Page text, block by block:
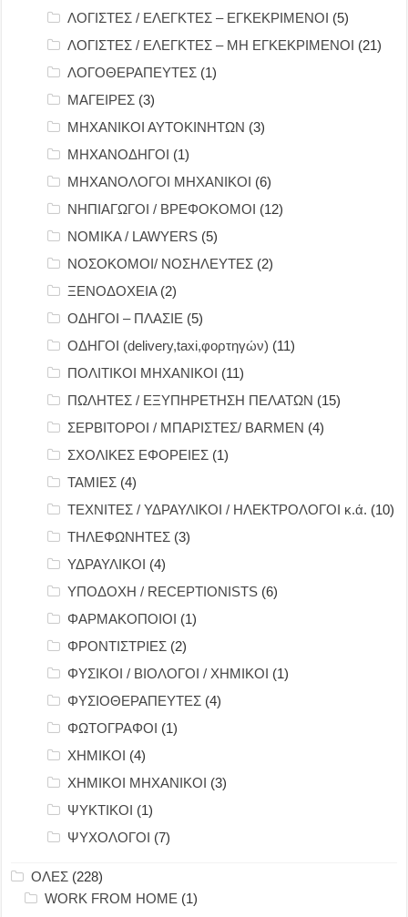
ΛΟΓΙΣΤΕΣ / ΕΛΕΓΚΤΕΣ – ΕΓΚΕΚΡΙΜΕΝΟΙ (5)
ΛΟΓΙΣΤΕΣ / ΕΛΕΓΚΤΕΣ – ΜΗ ΕΓΚΕΚΡΙΜΕΝΟΙ (21)
ΛΟΓΟΘΕΡΑΠΕΥΤΕΣ (1)
ΜΑΓΕΙΡΕΣ (3)
ΜΗΧΑΝΙΚΟΙ ΑΥΤΟΚΙΝΗΤΩΝ (3)
ΜΗΧΑΝΟΔΗΓΟΙ (1)
ΜΗΧΑΝΟΛΟΓΟΙ ΜΗΧΑΝΙΚΟΙ (6)
ΝΗΠΙΑΓΩΓΟΙ / ΒΡΕΦΟΚΟΜΟΙ (12)
ΝΟΜΙΚΑ / LAWYERS (5)
ΝΟΣΟΚΟΜΟΙ/ ΝΟΣΗΛΕΥΤΕΣ (2)
ΞΕΝΟΔΟΧΕΙΑ(2)
ΟΔΗΓΟΙ – ΠΛΑΣΙΕ (5)
ΟΔΗΓΟΙ (delivery,taxi,φορτηγών) (11)
ΠΟΛΙΤΙΚΟΙ ΜΗΧΑΝΙΚΟΙ (11)
ΠΩΛΗΤΕΣ / ΕΞΥΠΗΡΕΤΗΣΗ ΠΕΛΑΤΩΝ (15)
ΣΕΡΒΙΤΟΡΟΙ / ΜΠΑΡΙΣΤΕΣ/ BARMEN (4)
ΣΧΟΛΙΚΕΣ ΕΦΟΡΕΙΕΣ (1)
ΤΑΜΙΕΣ (4)
ΤΕΧΝΙΤΕΣ / ΥΔΡΑΥΛΙΚΟΙ / ΗΛΕΚΤΡΟΛΟΓΟΙ κ.ά. (10)
ΤΗΛΕΦΩΝΗΤΕΣ (3)
ΥΔΡΑΥΛΙΚΟΙ (4)
ΥΠΟΔΟΧΗ / RECEPTIONISTS (6)
ΦΑΡΜΑΚΟΠΟΙΟΙ (1)
ΦΡΟΝΤΙΣΤΡΙΕΣ (2)
ΦΥΣΙΚΟΙ / ΒΙΟΛΟΓΟΙ / ΧΗΜΙΚΟΙ (1)
ΦΥΣΙΟΘΕΡΑΠΕΥΤΕΣ (4)
ΦΩΤΟΓΡΑΦΟΙ (1)
ΧΗΜΙΚΟΙ (4)
ΧΗΜΙΚΟΙ ΜΗΧΑΝΙΚΟΙ (3)
ΨΥΚΤΙΚΟΙ (1)
ΨΥΧΟΛΟΓΟΙ (7)
ΟΛΕΣ (228)
WORK FROM HOME (1)